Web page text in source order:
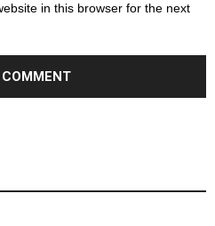
in this browser for the next